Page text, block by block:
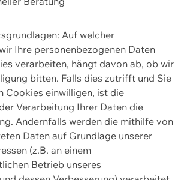
Auf welcher
Ihre personenbezogenen Daten
verarbeiten, hängt davon ab, ob wir
bitten. Falls dies zutrifft und Sie
Cookies einwilligen, ist die
Verarbeitung Ihrer Daten die
Andernfalls werden die mithilfe von
Daten auf Grundlage unserer
(z.B. an einem
Betrieb unseres